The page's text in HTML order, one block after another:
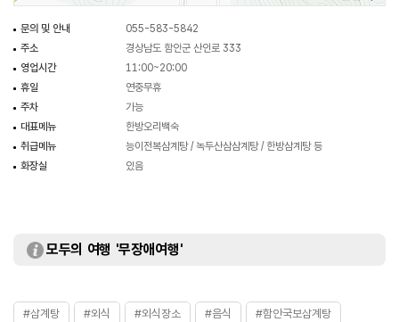
문의 및 안내
055-583-5842
주소
경상남도 함안군 산인로 333
영업시간
11:00~20:00
휴일
연중무휴
주차
가능
대표메뉴
한방오리백숙
취급메뉴
능이전복삼계탕 / 녹두산삼삼계탕 / 한방삼계탕 등
화장실
있음
모두의 여행 '무장애여행'
#삼계탕 #외식 #외식장소 #음식 #함안국보삼계탕